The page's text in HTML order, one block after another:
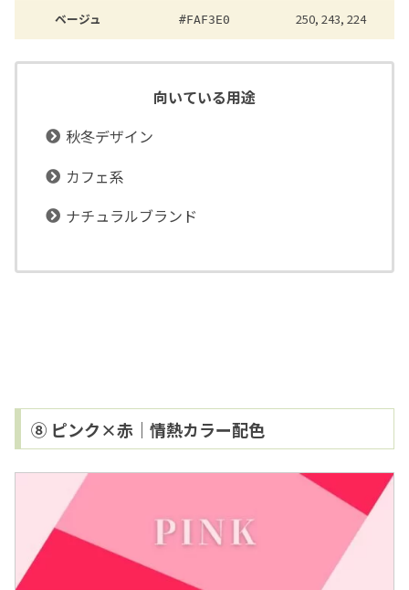
ベージュ #FAF3E0 250, 243, 224
向いている用途
秋冬デザイン
カフェ系
ナチュラルブランド
⑧ ピンク×赤｜情熱カラー配色